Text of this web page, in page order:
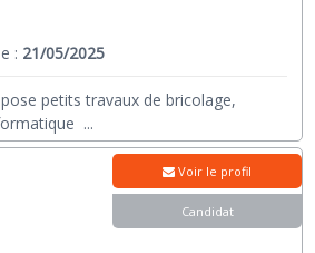
: 21/05/2025
petits travaux de bricolage,
...
Voir le profil
Candidat